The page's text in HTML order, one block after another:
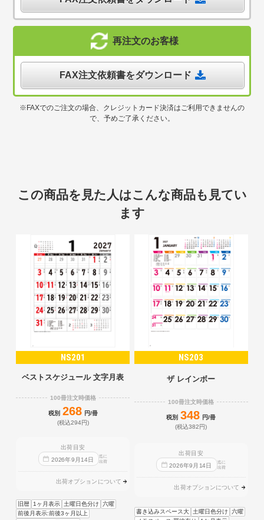
再注文のお客様
FAX注文依頼書をダウンロード
※FAXでのご注文の場合、クレジットカード決済はご利用できませんの
で、予めご了承ください。
この商品を見た人はこんな商品も見てい
ます
NS201
ベストスケジュール 文字月表
100冊注文時価格
税別 268 円/冊
(税込294円)
出荷目安
2026年9 月14日
迄に
出荷
出荷オプションについて
旧暦 1ヶ月表示 土曜日色分け
六曜
前後月表示:前後3ヶ月以上
NS203
ザ レインボー
100冊注文時価格
税別 348 円/冊
(税込382円)
出荷目安
2026年9 月 14日
迄に
出荷
出荷オプションについて
書き込みスペース大 土曜日色分け
六曜